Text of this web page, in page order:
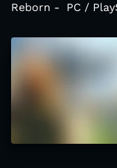
Reborn - PC /